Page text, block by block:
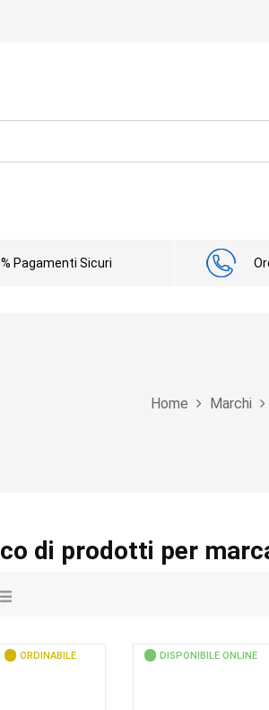
Pagamenti Sicuri
Home Marchi
di prodotti per
ORDINABILE DISPONIBILE ONLINE